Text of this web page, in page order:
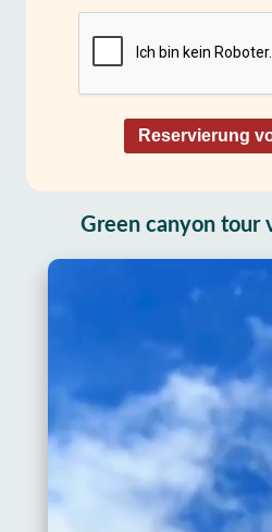
Reservierung
Green canyon tour